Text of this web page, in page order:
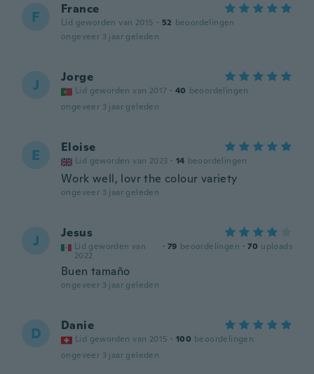
F France
Lid geworden van 2015 · 52 beoordelingen
ongeveer 3 jaar geleden
J Jorge
Lid geworden van 2017 · 40 beoordelingen
ongeveer 3 jaar geleden
E Eloise
Lid geworden van 2023 · 14 beoordelingen
Work well, lovr the colour variety
ongeveer 3 jaar geleden
J Jesus
Lid geworden van
2022
· 79 beoordelingen · 70 uploads
Buen tamaño
ongeveer 3 jaar geleden
D Danie
Lid geworden van 2015 · 100 beoordelingen
ongeveer 3 jaar geleden